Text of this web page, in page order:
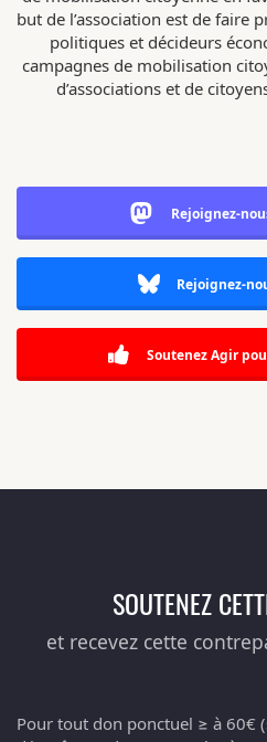
but de l’association est de faire
politiques et décideurs
campagnes de mobilisation
d’associations et de
Rejoignez-
Rejoignez-
Soutenez Agir
SOUTENEZ
et recevez cette
Pour tout don ponctuel ≥ à 60€